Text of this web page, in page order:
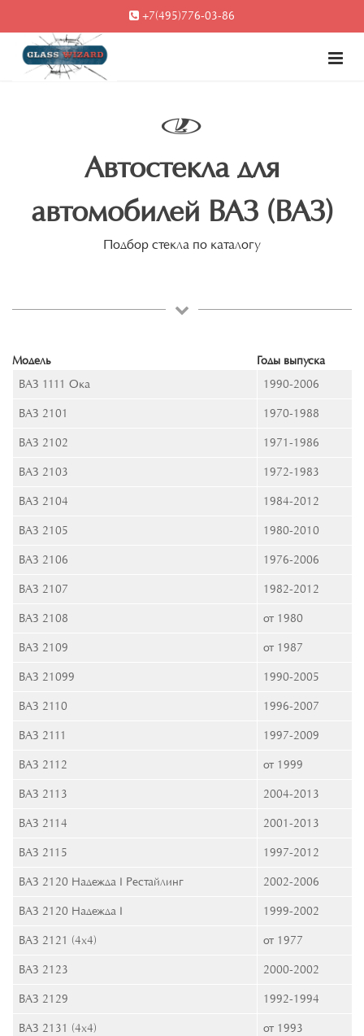
+7(495)776-03-86
Автостекла для
автомобилей ВАЗ (ВАЗ)
Подбор стекла по каталогу
Модель
Годы выпуска
ВАЗ 1111 Ока
1990-2006
ВАЗ 2101 1970-1988
ВАЗ 2102 1971-1986
ВАЗ 2103 1972-1983
ВАЗ 2104 1984-2012
ВАЗ 2105 1980-2010
ВАЗ 2106 1976-2006
ВАЗ 2107 1982-2012
ВАЗ 2108 от 1980
ВАЗ 2109 от 1987
ВАЗ 21099 1990-2005
ВАЗ 2110 1996-2007
ВАЗ 2111 1997-2009
ВАЗ 2112 от 1999
ВАЗ 2113 2004-2013
ВАЗ 2114 2001-2013
ВАЗ 2115 1997-2012
ВАЗ 2120 Надежда I Рестайлинг 2002-2006
ВАЗ 2120 Надежда I 1999-2002
ВАЗ 2121 (4x4) от 1977
ВАЗ 2123 2000-2002
ВАЗ 2129 1992-1994
ВАЗ 2131 (4x4) от 1993